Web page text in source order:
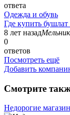
ответа
Одежда и обувь
Где купить
8 лет назад
0
ответов
Посмотреть ещё
Добавить
Смотрите
Недорогие